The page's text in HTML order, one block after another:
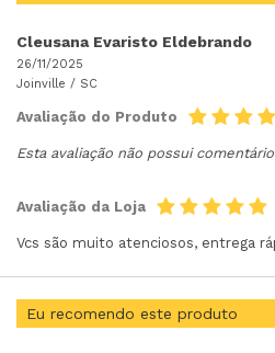
Cleusana Evaristo Eldebrando
26/11/2025
Joinville / SC
Avaliação do Produto
Esta avaliação não possui
Avaliação da Loja
Vcs são muito atenciosos, entrega
Eu recomendo este produto